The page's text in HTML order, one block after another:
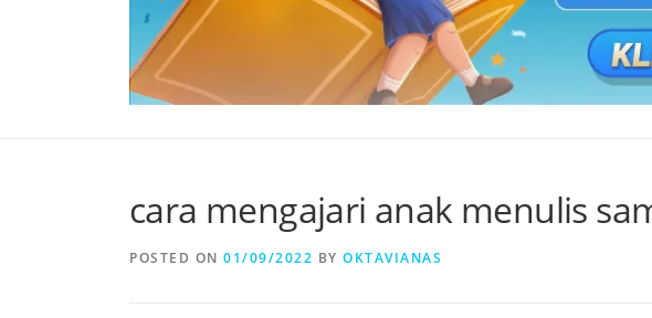
cara mengajari anak menulis
POSTED ON 01/09/2022 BY OKTAVIANAS